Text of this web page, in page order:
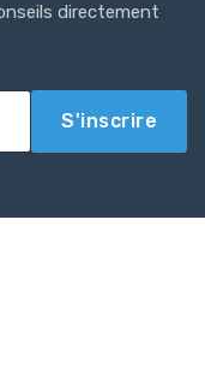
directement
S'inscrire